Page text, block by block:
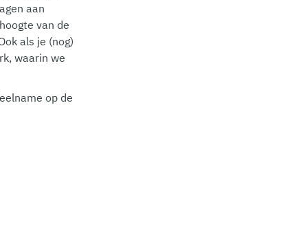
aan
van de
als je (nog)
waarin we
op de